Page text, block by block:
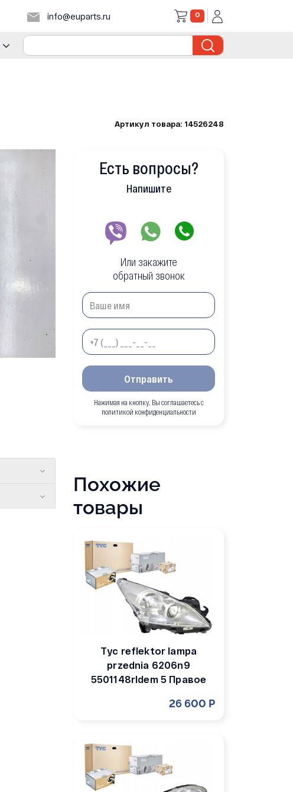
info@euparts.ru 0
Артикул товара: 14526248
Есть вопросы?
Напишите
Или закажите
обратный звонок
Отправить
Нажимая на кнопку, Вы соглашаетесь с
политикой конфиденциальности
Похожие
товары
Tyc reflektor lampa
przednia 6206n9
5501148rldem 5 Правое
26 600 Р